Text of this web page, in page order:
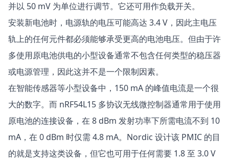
并以 50 mV 为单位进行调节。它还可用作负载开关。
安装新电池时，电源轨的电压可能高达 3.4 V，因此主电压
轨上的任何元件都必须能够承受更高的电池电压。但由于许
多使用原电池供电的小型设备通常不包含任何类型的稳压器
或电源管理，因此这并不是一个限制因素。
在智能传感器等小型设备中，150 mA 的峰值电流是一个很
大的数字。而 nRF54L15 多协议无线微控制器通常用于使用
原电池的连接设备，在 8 dBm 发射功率下所需电流不到 10
mA，在 0 dBm 时仅需 4.8 mA。Nordic 设计该 PMIC 的目
的就是支持这类设备，但它也可用于任何需要 1.8 至 3.0 V